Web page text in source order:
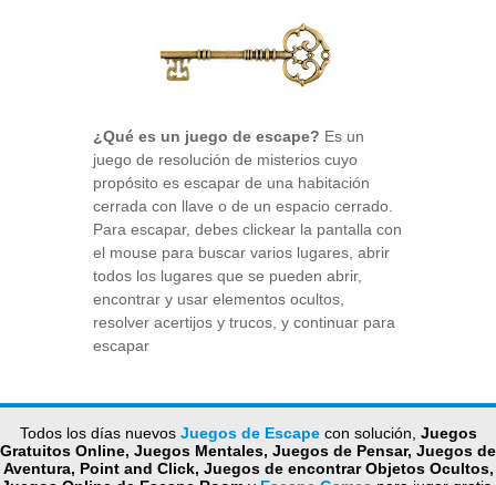
¿Qué es un juego de escape? Es un
juego de resolución de misterios cuyo
propósito es escapar de una habitación
cerrada con llave o de un espacio cerrado.
Para escapar, debes clickear la pantalla con
el mouse para buscar varios lugares, abrir
todos los lugares que se pueden abrir,
encontrar y usar elementos ocultos,
resolver acertijos y trucos, y continuar para
escapar
Todos los días nuevos Juegos de Escapecon solución, Juegos
Gratuitos Online, Juegos Mentales, Juegos de Pensar, Juegos de
Aventura, Point and Click, Juegos de encontrar Objetos Ocultos,